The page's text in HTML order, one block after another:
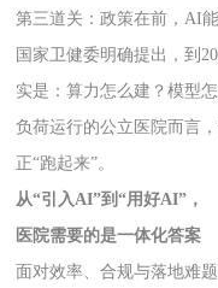
第三道关：政策在前，AI
国家卫健委明确提出，到
实是：算力怎么建？模型
负荷运行的公立医院而言
正“跑起来”。
从“引入AI”到“用好AI”，
医院需要的是一体化答案
面对效率、合规与落地难